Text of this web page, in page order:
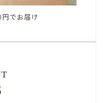
でお届け